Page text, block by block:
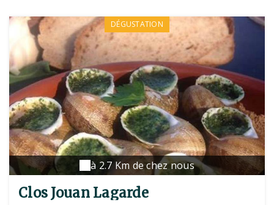
DÉGUSTATION
à 2.7 Km de chez nous
Clos Jouan Lagarde